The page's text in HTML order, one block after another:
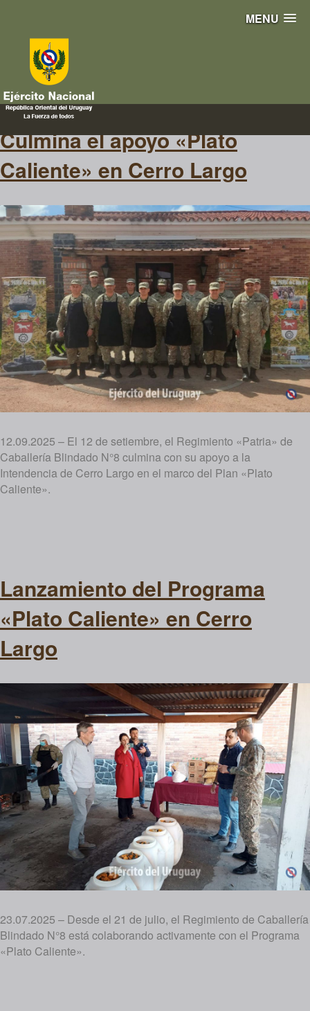
MENU
contribucion
Culmina el apoyo «Plato
Caliente» en Cerro Largo
12.09.2025 – El 12 de setiembre, el Regimiento «Patria» de
Caballería Blindado N°8 culmina con su apoyo a la
Intendencia de Cerro Largo en el marco del Plan «Plato
Caliente».
Lanzamiento del Programa
«Plato Caliente» en Cerro
Largo
23.07.2025 – Desde el 21 de julio, el Regimiento de Caballería
Blindado N°8 está colaborando activamente con el Programa
«Plato Caliente».